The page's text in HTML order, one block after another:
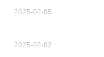
2025-02-05
2025-02-02